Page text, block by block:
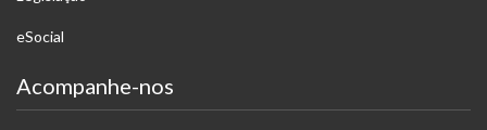
eSocial
Acompanhe-nos